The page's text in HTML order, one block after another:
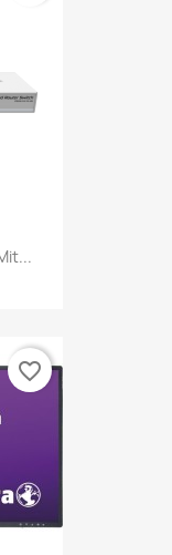
favorite_border